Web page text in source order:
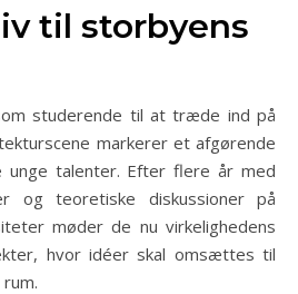
til storbyens
studerende til at træde ind på
markerer et afgørende
unge talenter. Efter flere år med
og teoretiske diskussioner på
møder de nu virkelighedens
hvor idéer skal omsættes til